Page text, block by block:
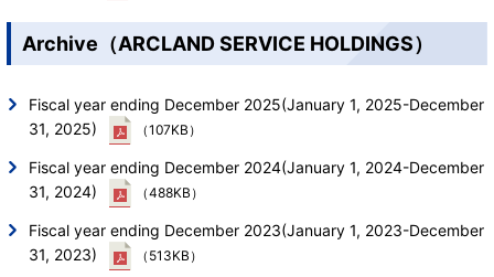
Archive（ARCLAND SERVICE HOLDINGS）
Fiscal year ending December 2025(January 1, 2025-December
31, 2025)
（107KB）
Fiscal year ending December 2024(January 1, 2024-December
31, 2024)
（488KB）
Fiscal year ending December 2023(January 1, 2023-December
31, 2023)
（513KB）